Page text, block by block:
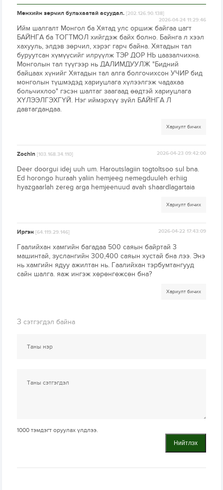
Мөнхийн зөрчил бульхаатай асуудал.[202.126.90.138]
2026-04-24 11:29:46
Ийм шалгалт Монгол ба Хятад улс оршиж байгаа цагт
БАЙНГА ба ТОГТМОЛ хийгдэж байх болно. Байнга л хээл
хахууль, элдэв зөрчил, хэрэг гарч байна. Хятадын тал
буруутсан хүмүүсийг илрүүлж ТЭР ДОР НЬ цаазалчихна.
Монголын тал түүгээр нь ДАЛИМДУУЛЖ "Бидний
байцаах хүнийг Хятадын тал алга болгочихсон УЧИР бид
монголын түшмэдэд хариуцлага хүлээлгэж чадахаа
больчихлоо" гэсэн шалтаг заагаад өөдтэй хариуцлага
ХҮЛЭЭЛГЭХГҮЙ. Нэг иймэрхүү зүйл БАЙНГА Л
давтагдандаа.
Хариулт бичих
Zochin[103.168.34.110] 2026-04-23 09:42:00
Deer doorgui idej uuh um. Haroutslagiin togtoltsoo sul bna.
Ed horongo huraah yaliin hemjeeg nemegduuleh erhiig
hyazgaarlah zereg arga hemjeenuud avah shaardlagartaia
Хариулт бичих
Иргэн[64.119.29.146] 2026-04-22 17:43:09
Гаалийхан хамгийн багадаа 500 саяын байртай 3
машинтай, зуслангийн 300,400 саяын хустай бна лээ. Энэ
нь хамгийн ядуу ажилтан нь. Гаалийхан тэрбумтангууд
сайн шалга. яаж ингэж хөрөнгөжсөн бна?
Хариулт бичих
3 сэтгэгдэл байна
1000 тэмдэгт оруулах үлдлээ.
Нийтлэх